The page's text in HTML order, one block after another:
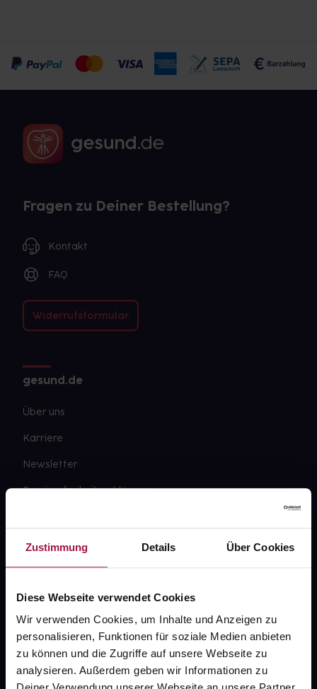
Zustimmung Details Über Cookies
Diese Webseite verwendet Cookies
Wir verwenden Cookies, um Inhalte und Anzeigen zu
personalisieren, Funktionen für soziale Medien anbieten
zu können und die Zugriffe auf unsere Webseite zu
analysieren. Außerdem geben wir Informationen zu
Fragen zu Deiner Bestellung?
Kontakt
FAQ
Widerrufsformular
gesund.de
Über uns
Karriere
Newsletter
Barrierefreiheitserklärung
gesund-versorger.de
Sanitätshäuser
Datenschutz
AGB
Impressum